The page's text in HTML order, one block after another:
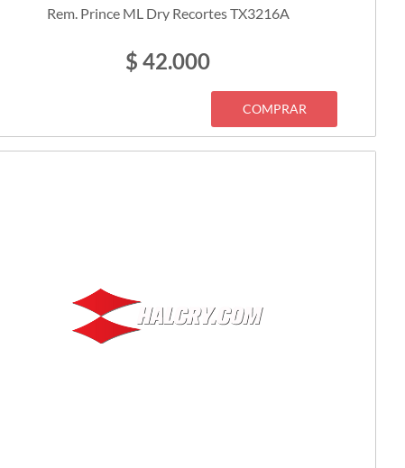
Rem. Prince ML Dry Recortes TX3216A
$ 42.000
COMPRAR